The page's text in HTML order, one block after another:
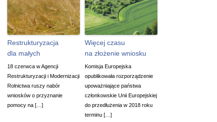
Restrukturyzacja
dla małych
18 czerwca w Agencji
Restrukturyzacji i Modernizacji
Rolnictwa ruszy nabór
wniosków o przyznanie
pomocy na […]
Więcej czasu
na złożenie wniosku
Komisja Europejska
opublikowała rozporządzenie
upoważniające państwa
członkowskie Unii Europejskiej
do przedłużenia w 2018 roku
terminu […]